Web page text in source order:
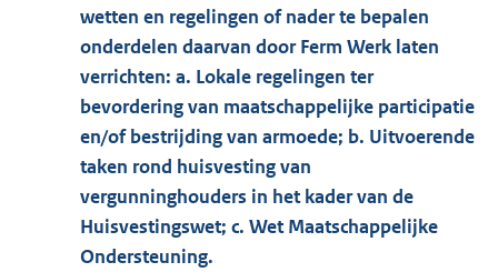
wetten en regelingen of nader te bepalen
onderdelen daarvan door Ferm Werk laten
verrichten: a. Lokale regelingen ter
bevordering van maatschappelijke participatie
en/of bestrijding van armoede; b. Uitvoerende
taken rond huisvesting van
vergunninghouders in het kader van de
Huisvestingswet; c. Wet Maatschappelijke
Ondersteuning.